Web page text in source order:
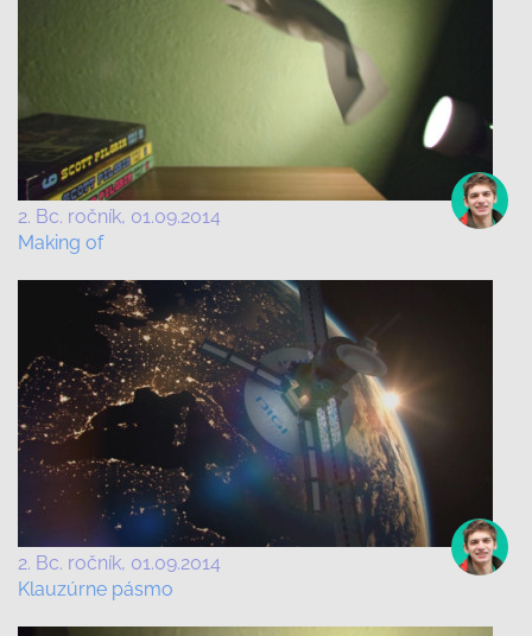
2. Bc. ročník 01.09.2014
Making of
2. Bc. ročník 01.09.2014
Klauzúrne pásmo